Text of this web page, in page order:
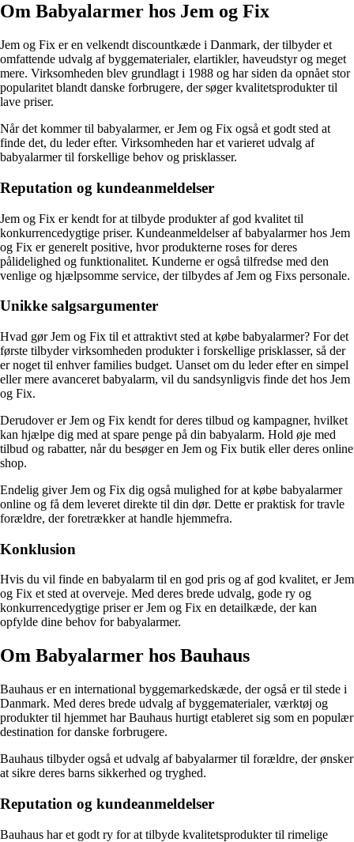
Om Babyalarmer hos Jem og Fix
Jem og Fix er en velkendt discountkæde i Danmark, der tilbyder et
omfattende udvalg af byggematerialer, elartikler, haveudstyr og meget
mere. Virksomheden blev grundlagt i 1988 og har siden da opnået stor
popularitet blandt danske forbrugere, der søger kvalitetsprodukter til
lave priser.
Når det kommer til babyalarmer, er Jem og Fix også et godt sted at
finde det, du leder efter. Virksomheden har et varieret udvalg af
babyalarmer til forskellige behov og prisklasser.
Reputation og kundeanmeldelser
Jem og Fix er kendt for at tilbyde produkter af god kvalitet til
konkurrencedygtige priser. Kundeanmeldelser af babyalarmer hos Jem
og Fix er generelt positive, hvor produkterne roses for deres
pålidelighed og funktionalitet. Kunderne er også tilfredse med den
venlige og hjælpsomme service, der tilbydes af Jem og Fixs personale.
Unikke salgsargumenter
Hvad gør Jem og Fix til et attraktivt sted at købe babyalarmer? For det
første tilbyder virksomheden produkter i forskellige prisklasser, så der
er noget til enhver families budget. Uanset om du leder efter en simpel
eller mere avanceret babyalarm, vil du sandsynligvis finde det hos Jem
og Fix.
Derudover er Jem og Fix kendt for deres tilbud og kampagner, hvilket
kan hjælpe dig med at spare penge på din babyalarm. Hold øje med
tilbud og rabatter, når du besøger en Jem og Fix butik eller deres online
shop.
Endelig giver Jem og Fix dig også mulighed for at købe babyalarmer
online og få dem leveret direkte til din dør. Dette er praktisk for travle
forældre, der foretrækker at handle hjemmefra.
Konklusion
Hvis du vil finde en babyalarm til en god pris og af god kvalitet, er Jem
og Fix et sted at overveje. Med deres brede udvalg, gode ry og
konkurrencedygtige priser er Jem og Fix en detailkæde, der kan
opfylde dine behov for babyalarmer.
Om Babyalarmer hos Bauhaus
Bauhaus er en international byggemarkedskæde, der også er til stede i
Danmark. Med deres brede udvalg af byggematerialer, værktøj og
produkter til hjemmet har Bauhaus hurtigt etableret sig som en populær
destination for danske forbrugere.
Bauhaus tilbyder også et udvalg af babyalarmer til forældre, der ønsker
at sikre deres barns sikkerhed og tryghed.
Reputation og kundeanmeldelser
Bauhaus har et godt ry for at tilbyde kvalitetsprodukter til rimelige